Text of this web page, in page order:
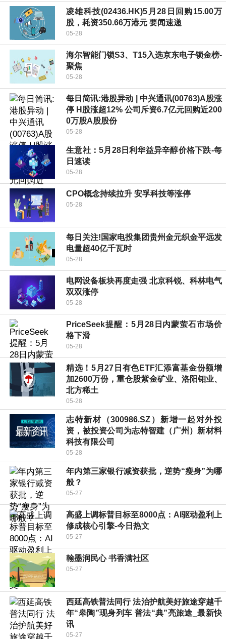
凌雄科技(02436.HK)5月28日回购15.00万
股，耗资350.66万港元 要闻速递
05-28
海尔智能门锁S3、T15入选京东电子锁金榜-
聚焦
05-28
每日简讯:港股异动 | 中兴通讯(00763)A股涨
停 H股涨超12% 公司斥资6.7亿元回购近200
0万股A股股份
05-28
生意社：5月28日利华益异辛醇价格下跌-每
日速读
05-28
CPO概念持续拉升 安孚科技等涨停
05-28
每日关注!国家电投集团贵州金元织金平远发
电量超40亿千瓦时
05-28
电网设备板块再度走强 北京科锐、科林电气
双双涨停
05-28
PriceSeek提醒：5月28日内蒙萤石市场价
格下滑
05-28
精选！5月27日有色ETF汇添富基金份额增
加2600万份，重仓股紫金矿业、洛阳钼业、
北方稀土
05-28
志特新材（300986.SZ）新增一起对外投
资，被投资公司为志特智建（广州）新材料
科技有限公司
05-28
年内第三家银行减资获批，逆势“瘦身”为哪
般？
05-27
高盛上调标普目标至8000点：AI驱动盈利上
修成核心引擎-今日热文
05-27
翰墨润民心 书香满社区
05-27
西延高铁普法同行 法治护航美好旅途穿越千
年“皋陶”现身列车 普法“典”亮旅途_最新快
讯
05-27